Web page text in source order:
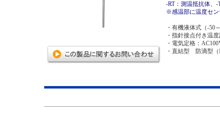
-RT：測温抵抗体、
※感温部に温度セ
・有機液体式（-50
・指針接点付き温
・電気定格：
・直結型 防滴型